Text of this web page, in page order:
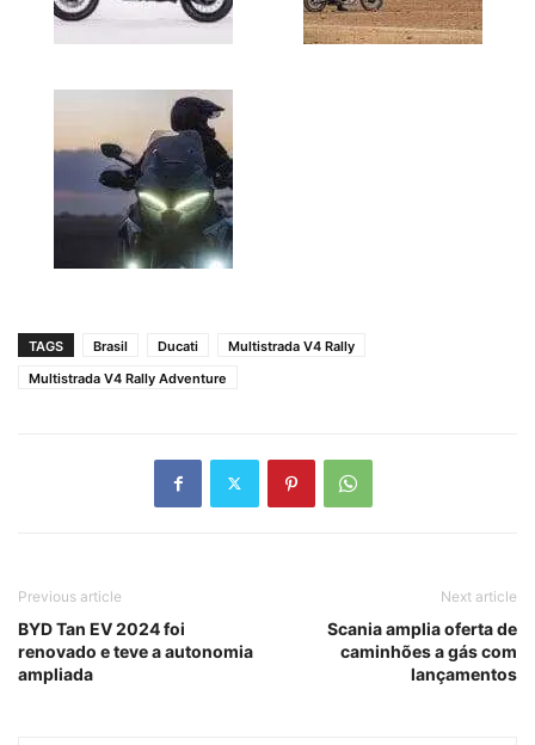
TAGS Brasil Ducati
Multistrada V4 Rally
Multistrada V4 Rally Adventure
Previous article
BYD Tan EV 2024 foi
renovado e teve a autonomia
ampliada
Next article
Scania amplia oferta de
caminhões a gás com
lançamentos